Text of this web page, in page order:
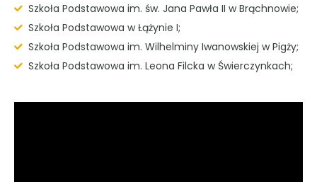
Szkoła Podstawowa im. św. Jana Pawła II w Brąchnowie;
Szkoła Podstawowa w Łążynie I;
Szkoła Podstawowa im. Wilhelminy Iwanowskiej w Pigży;
Szkoła Podstawowa im. Leona Filcka w Świerczynkach;